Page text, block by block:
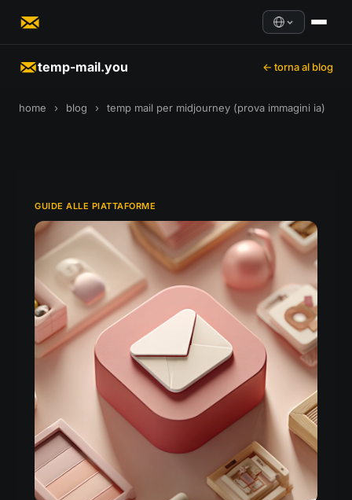
temp-mail.you ← torna al blog
home › blog › temp mail per midjourney (prova immagini ia)
GUIDE ALLE PIATTAFORME